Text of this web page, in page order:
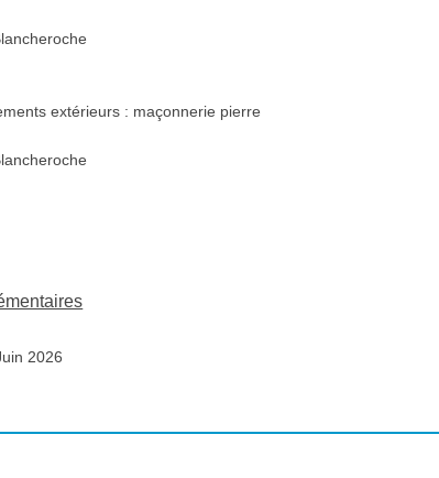
extérieurs : maçonnerie pierre
2026